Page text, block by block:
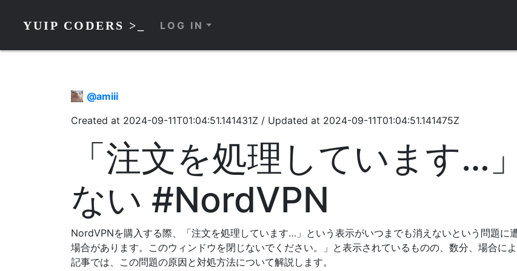
YUIP CODERS >_ LOG IN
@amiii
Created at 2024-09-11T01:04:51.141431Z / Updated at 2024-09-11T01:04:51.141475Z
「注文を処理しています…
ない #NordVPN
NordVPNを購入する際、「注文を処理しています…」という表示がいつまでも消えないという問題に
場合があります。このウィンドウを閉じないでください。」と表示されているものの、数分、場合に
記事では、この問題の原因と対処方法について解説します。